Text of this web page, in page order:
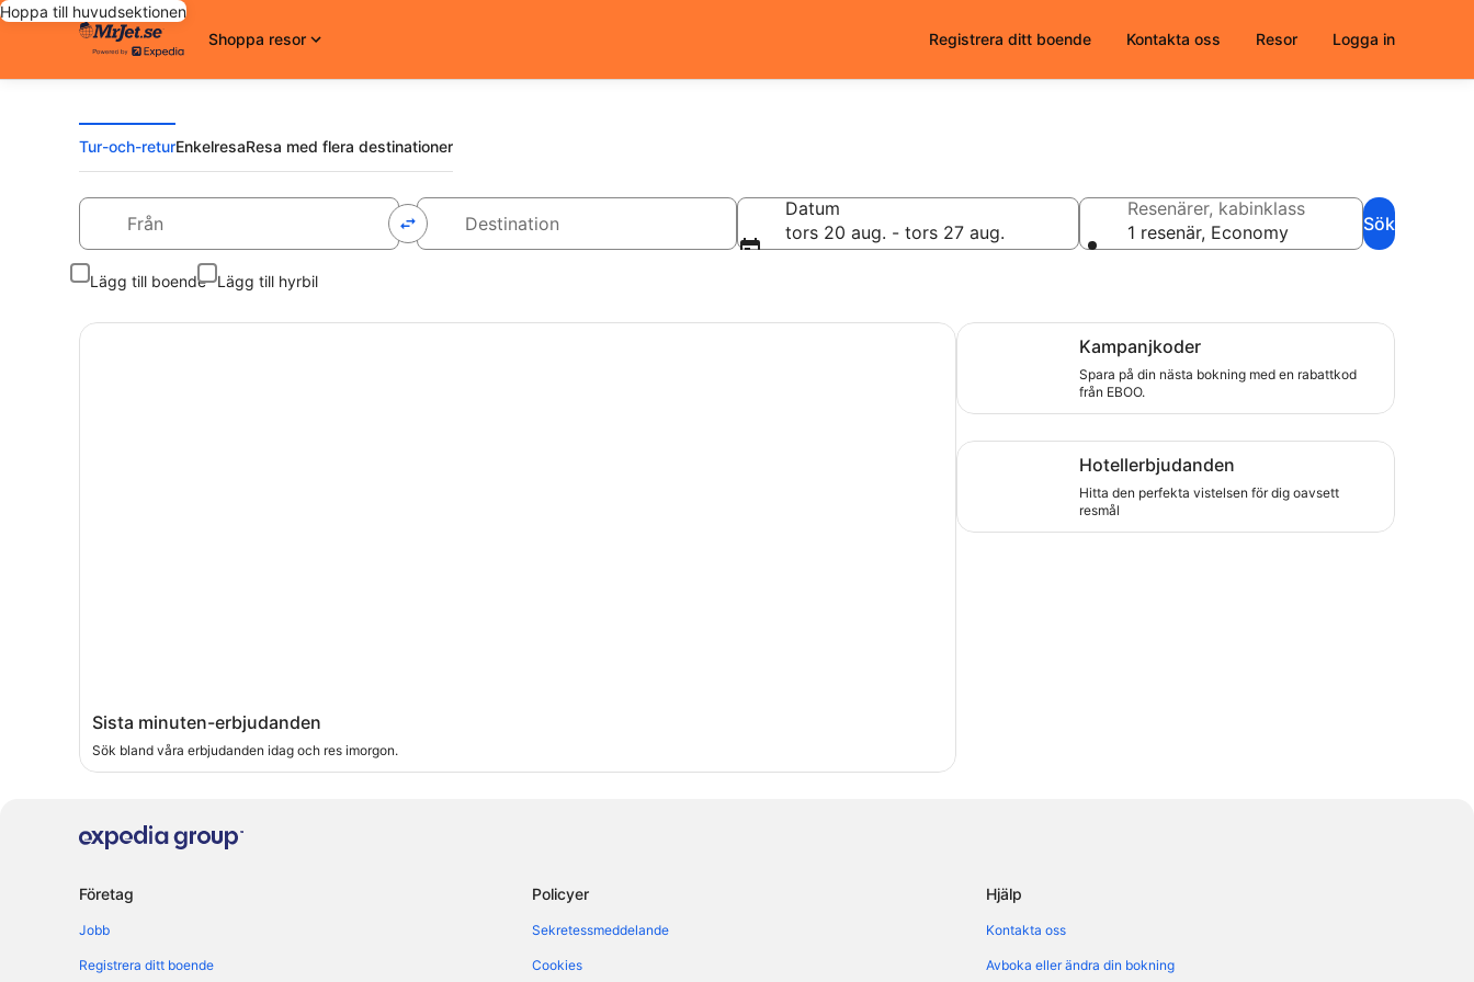
Hoppa till huvudsektionen
Shoppa resor
Registrera ditt boende Kontakta oss Resor Logga in
Tur-och-returEnkelresaResa med flera destinationer
Datum
tors 20 aug. - tors 27 aug.
Resenärer, kabinklass
1 resenär, Economy
Sök
Lägg till boende Lägg till hyrbil
Sista minuten-erbjudanden
Sök bland våra erbjudanden idag och res imorgon.
Sök bland våra erbjudanden idag och res imorgon.
Kampanjkoder
Spara på din nästa bokning med en rabattkod
från EBOO.
Spara på din nästa bokning med en rabattkod från EBOO.
Hotellerbjudanden
Hitta den perfekta vistelsen för dig oavsett
resmål
Hitta den perfekta vistelsen för dig oavsett resmål
Företag
Jobb
Registrera ditt boende
Policyer
Sekretessmeddelande
Cookies
Hjälp
Kontakta oss
Avboka eller ändra din bokning